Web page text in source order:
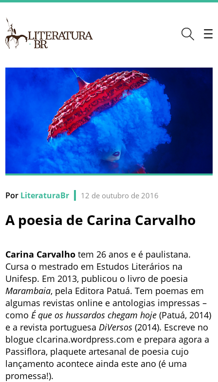
Por LiteraturaBr 12 de outubro de 2016
A poesia de Carina Carvalho
Carina Carvalho tem 26 anos e é paulistana.
Cursa o mestrado em Estudos Literários na
Unifesp. Em 2013, publicou o livro de poesia
Marambaia, pela Editora Patuá. Tem poemas em
algumas revistas online e antologias impressas –
comoÉ que os hussardos chegam hoje (Patuá, 2014)
e a revista portuguesaDiVersos (2014). Escreve no
blogue clcarina.wordpress.com e prepara agora a
Passiflora, plaquete artesanal de poesia cujo
lançamento acontece ainda este ano (é uma
promessa!).